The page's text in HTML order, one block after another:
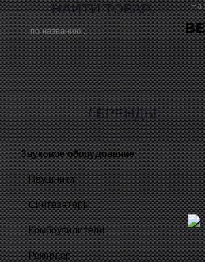
НАЙТИ ТОВАР:
Звуковое оборудование
Наушники
Синтезаторы
Комбоусилители
Рекордер
/ БРЕНДЫ
На